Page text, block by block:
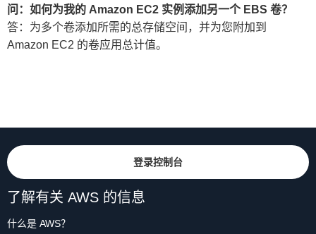
问：如何为我的 Amazon EC2 实例添加另一个 EBS 卷？
答：为多个卷添加所需的总存储空间，并为您附加到
Amazon EC2 的卷应用总计值。
登录控制台
了解有关 AWS 的信息
什么是 AWS？